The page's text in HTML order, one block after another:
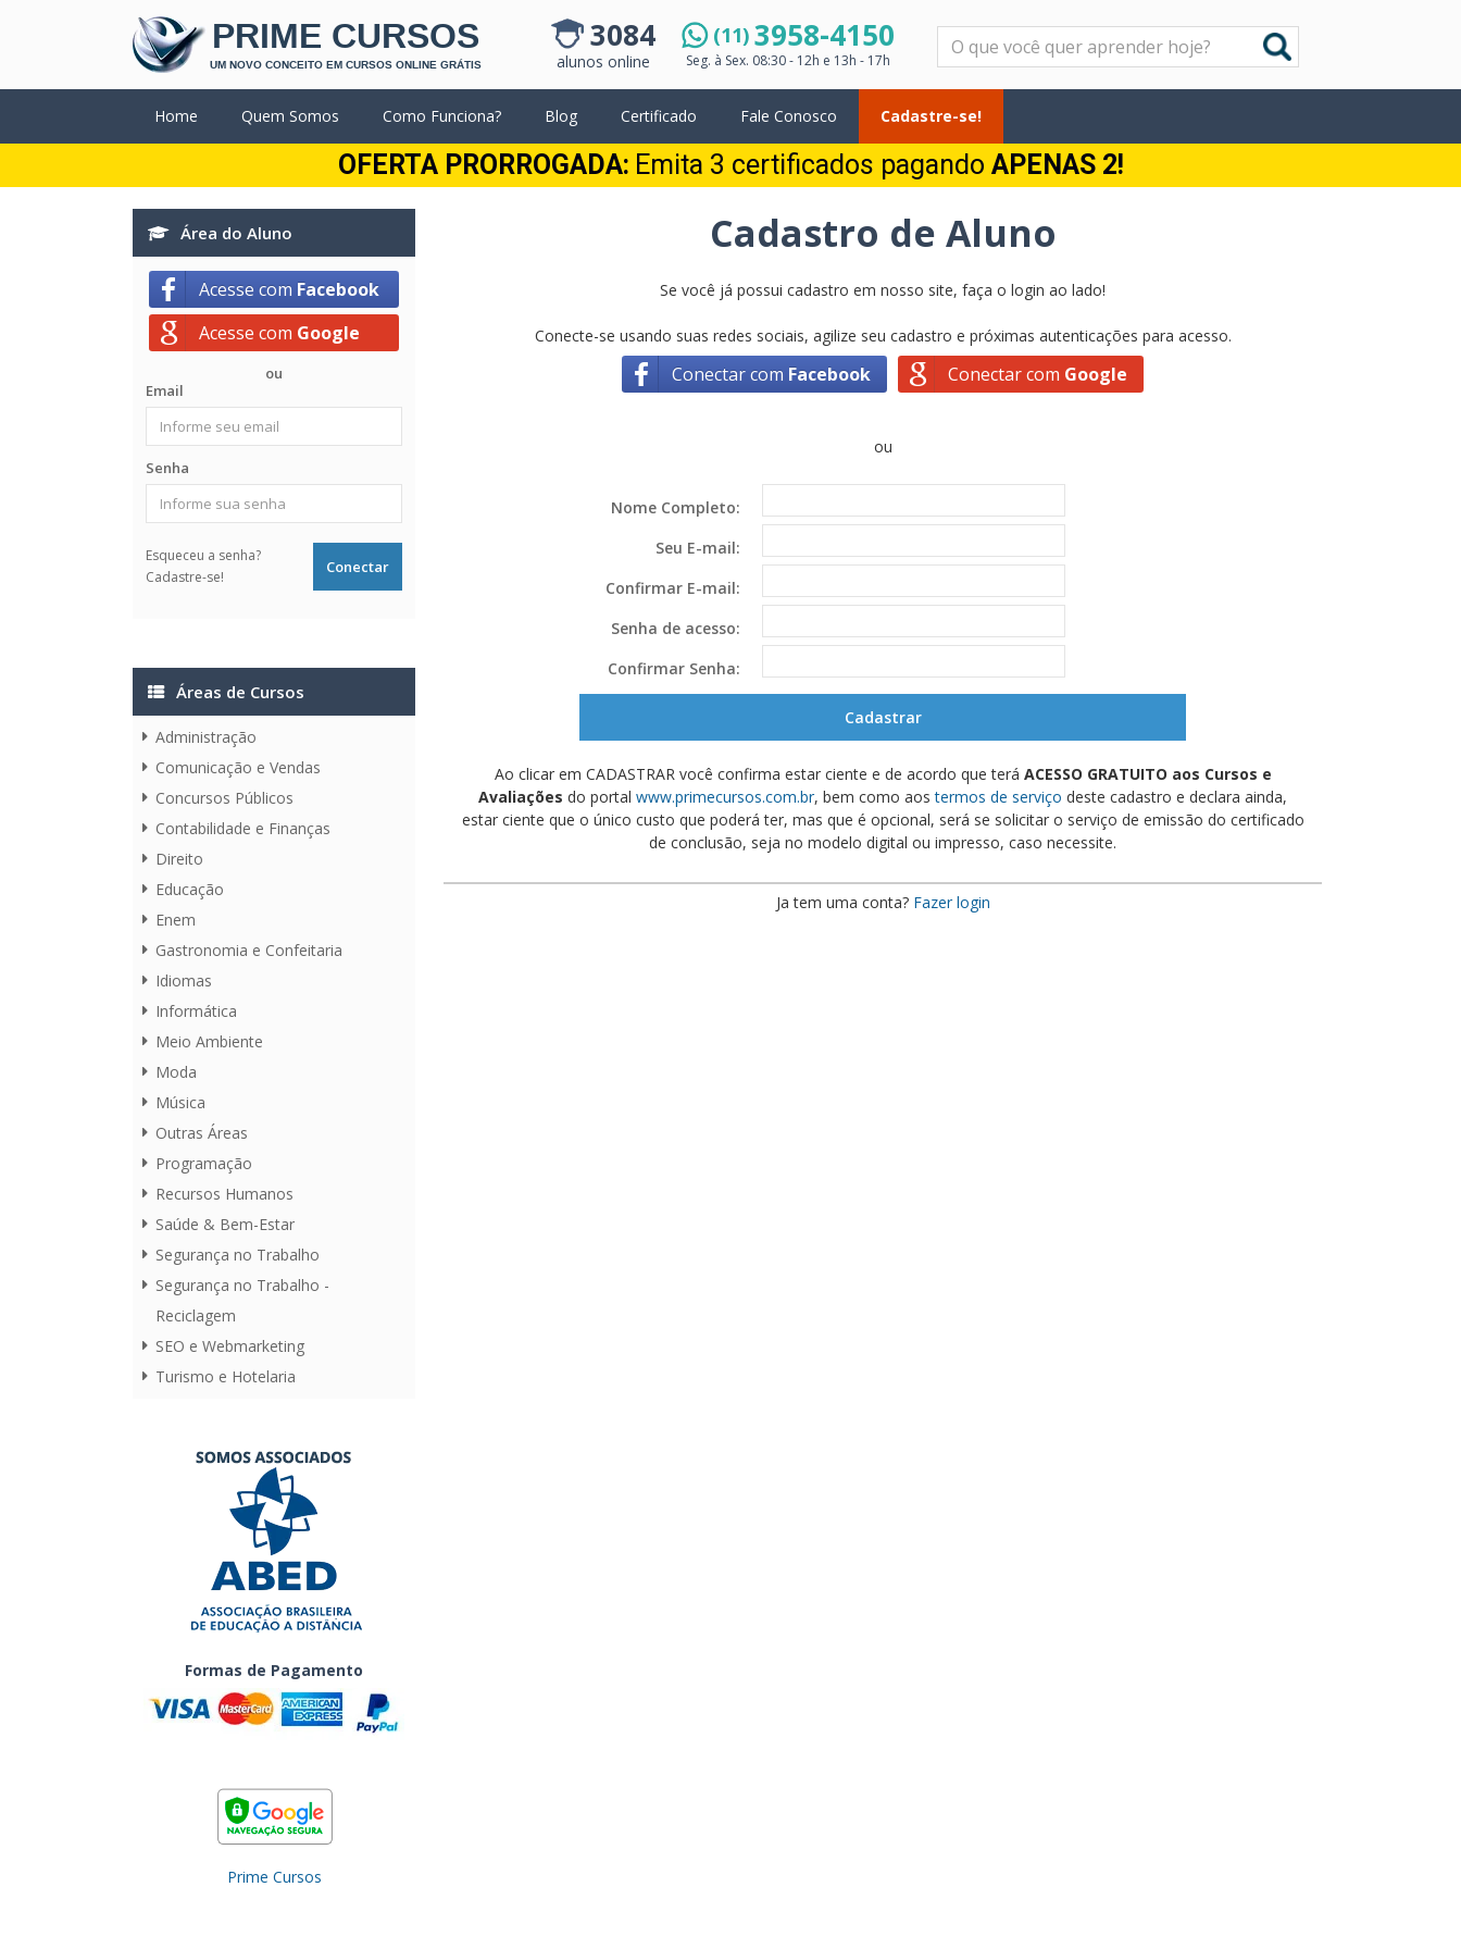
PRIME CURSOS
UM NOVO CONCEITO EM CURSOS ONLINE GRÁTIS
3084
alunos online
(11)3958-4150
Seg. à Sex. 08:30 - 12h e 13h - 17h
Pesquisar
Home Quem Somos Como Funciona? Blog Certificado Fale Conosco Cadastre-se!
OFERTA PRORROGADA: Emita 3 certificados pagando APENAS 2!
Área do Aluno
Acesse com Facebook
Acesse com Google
ou
Email
Senha
Esqueceu a senha?
Cadastre-se!
Áreas de Cursos
Administração
Comunicação e Vendas
Concursos Públicos
Contabilidade e Finanças
Direito
Educação
Enem
Gastronomia e Confeitaria
Idiomas
Informática
Meio Ambiente
Moda
Música
Outras Áreas
Programação
Recursos Humanos
Saúde & Bem-Estar
Segurança no Trabalho
Segurança no Trabalho -
Reciclagem
SEO e Webmarketing
Turismo e Hotelaria
Formas de Pagamento
Prime Cursos
Cadastro de Aluno
Se você já possui cadastro em nosso site, faça o login ao lado!
Conecte-se usando suas redes sociais, agilize seu cadastro e próximas autenticações para acesso.
Conectar com Facebook Conectar com Google
ou
Nome Completo:
Seu E-mail:
Confirmar E-mail:
Senha de acesso:
Confirmar Senha:
Ao clicar em CADASTRAR você confirma estar ciente e de acordo que terá ACESSO GRATUITO aos Cursos e
Avaliações do portal www.primecursos.com.br, bem como aostermos de serviço deste cadastro e declara ainda,
estar ciente que o único custo que poderá ter, mas que é opcional, será se solicitar o serviço de emissão do certificado
de conclusão, seja no modelo digital ou impresso, caso necessite.
Ja tem uma conta? Fazer login